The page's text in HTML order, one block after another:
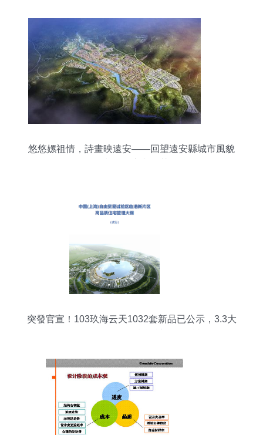
悠悠嫘祖情，詩畫映遠安——回望遠安縣城市風貌
突發官宣！103玖海云天1032套新品已公示，3.3大